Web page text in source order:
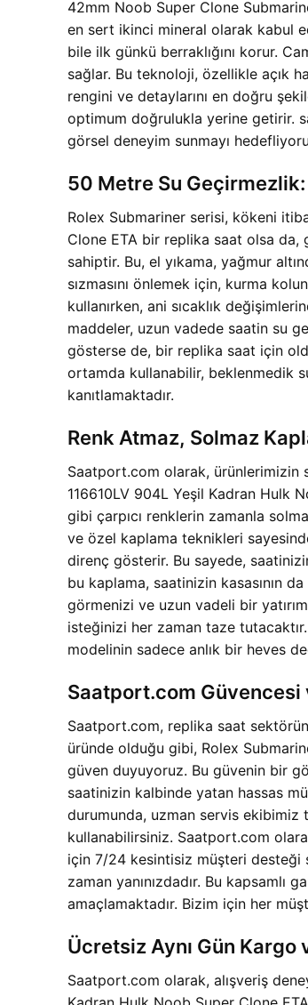
42mm Noob Super Clone
en sert ikinci mineral olarak kabul
bile ilk günkü berraklığını korur.
sağlar. Bu teknoloji, özellikle açık
rengini ve detaylarını en doğru
optimum doğrulukla yerine getirir.
görsel deneyim sunmayı
50 Metre Su
Rolex Submariner serisi, kökeni
Clone ETA bir replika saat olsa da,
sahiptir. Bu, el yıkama, yağmur
sızmasını önlemek için, kurma
kullanırken, ani sıcaklık
maddeler, uzun vadede saatin su
gösterse de, bir replika saat için
ortamda kullanabilir, beklenmedik
kanıtlamaktadır.
Renk Atmaz, Solmaz
Saatport.com olarak, ürünlerimizin
116610LV 904L Yeşil Kadran Hulk
gibi çarpıcı renklerin zamanla
ve özel kaplama teknikleri
direnç gösterir. Bu sayede,
bu kaplama, saatinizin kasasının
görmenizi ve uzun vadeli bir yatırım
isteğinizi her zaman taze
modelinin sadece anlık bir heves
Saatport.com Güvencesi
Saatport.com, replika saat
üründe olduğu gibi, Rolex
güven duyuyoruz. Bu güvenin bir
saatinizin kalbinde yatan hassas
durumunda, uzman servis ekibimiz
kullanabilirsiniz. Saatport.com
için 7/24 kesintisiz müşteri desteği
zaman yanınızdadır. Bu kapsamlı
amaçlamaktadır. Bizim için her
Ücretsiz Aynı Gün Kargo
Saatport.com olarak, alışveriş